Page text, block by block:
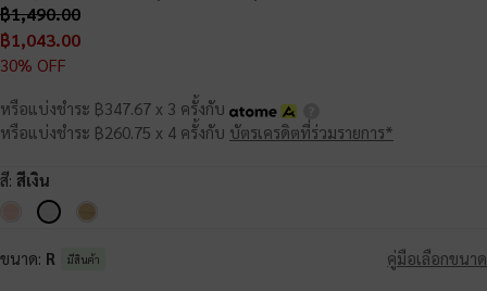
฿1,490.00
฿1,043.00
30% OFF
หรือแบ่งชำระ ฿347.67 x 3 ครั้งกับ
หรือแบ่งชำระ ฿260.75 x 4 ครั้งกับ บัตรเครดิตที่ร่วมรายการ*
สี: สีเงิน
ขนาด: R มีสินค้า คู่มือเลือกขนาด